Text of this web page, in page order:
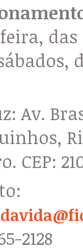
das
Av.
CEP:
2128